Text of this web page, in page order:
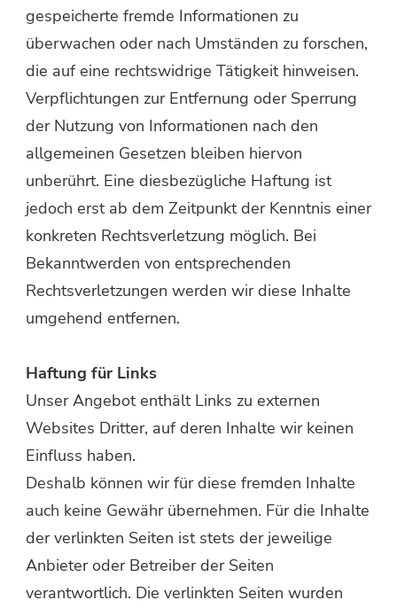
gespeicherte fremde Informationen zu
überwachen oder nach Umständen zu forschen,
die auf eine rechtswidrige Tätigkeit hinweisen.
Verpflichtungen zur Entfernung oder Sperrung
der Nutzung von Informationen nach den
allgemeinen Gesetzen bleiben hiervon
unberührt. Eine diesbezügliche Haftung ist
jedoch erst ab dem Zeitpunkt der Kenntnis einer
konkreten Rechtsverletzung möglich. Bei
Bekanntwerden von entsprechenden
Rechtsverletzungen werden wir diese Inhalte
umgehend entfernen.
Haftung für Links
Unser Angebot enthält Links zu externen
Websites Dritter, auf deren Inhalte wir keinen
Einfluss haben.
Deshalb können wir für diese fremden Inhalte
auch keine Gewähr übernehmen. Für die Inhalte
der verlinkten Seiten ist stets der jeweilige
Anbieter oder Betreiber der Seiten
verantwortlich. Die verlinkten Seiten wurden